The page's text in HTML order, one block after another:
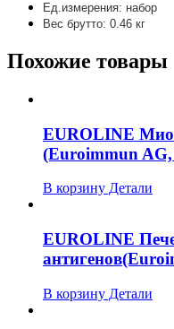
Ед.измерения: набор
Вес брутто: 0.46 кг
Похожие товары
EUROLINE
(Euroimmun
В корзину Детали
EUROLINE
В корзину Детали